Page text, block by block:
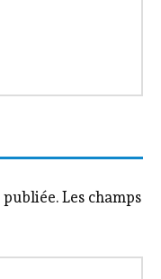
publiée. Les champs